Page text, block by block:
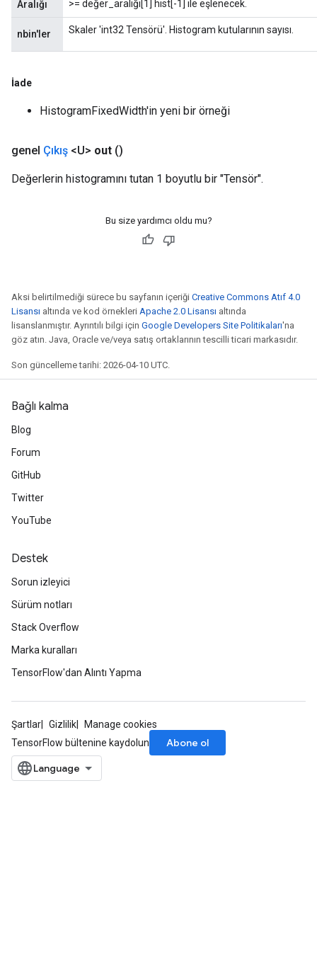
Aralığı >= değer_aralığı[1] hist[-1] ile eşlenecek.
nbin'ler Skaler 'int32 Tensörü'. Histogram kutularının sayısı.
İade
HistogramFixedWidth'in yeni bir örneği
genel Çıkış <U> out ()
Değerlerin histogramını tutan 1 boyutlu bir "Tensör".
Bu size yardımcı oldu mu?
Aksi belirtilmediği sürece bu sayfanın içeriği Creative Commons Atıf 4.0
Lisansı altında ve kod örnekleri Apache 2.0 Lisansı altında
lisanslanmıştır. Ayrıntılı bilgi için Google Developers Site Politikaları'na
göz atın. Java, Oracle ve/veya satış ortaklarının tescilli ticari markasıdır.
Son güncelleme tarihi: 2026-04-10 UTC.
Bağlı kalma
Blog
Forum
GitHub
Twitter
YouTube
Destek
Sorun izleyici
Sürüm notları
Stack Overflow
Marka kuralları
TensorFlow'dan Alıntı Yapma
Şartlar Gizlilik
Manage cookies
TensorFlow bültenine kaydolun
Abone ol